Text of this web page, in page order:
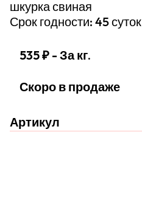
шкурка свиная
Срок годности: 45 суток
535 ₽ - За кг.
Скоро в продаже
Артикул